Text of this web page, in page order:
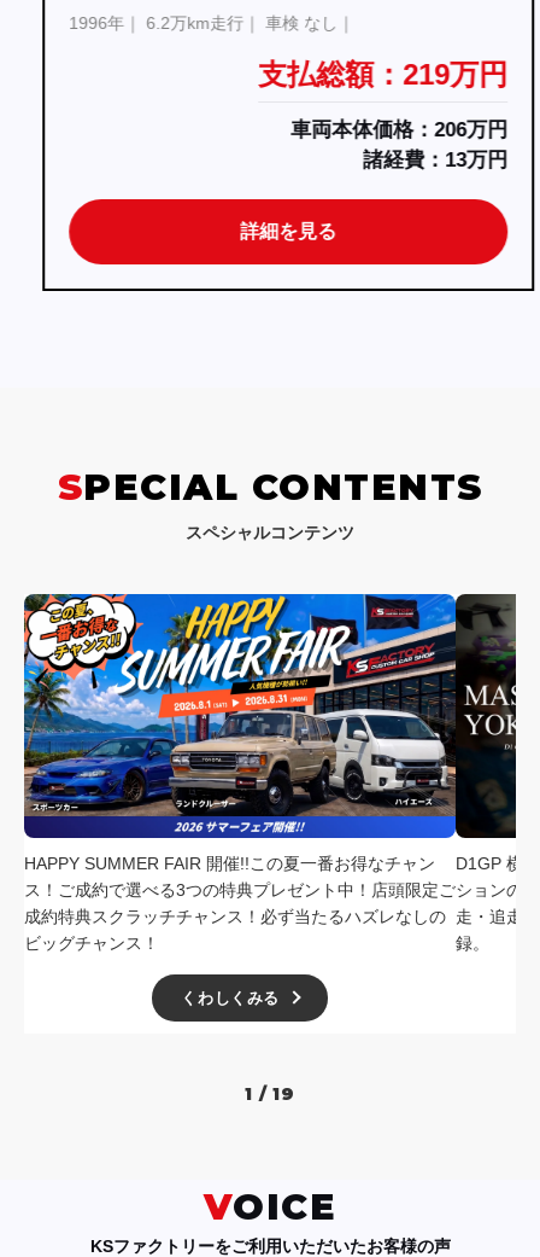
1996年 6.2万km走行 車検 なし
支払総額：219万円
車両本体価格：206万円
諸経費：13万円
詳細を見る
SPECIAL CONTENTS
スペシャルコンテンツ
HAPPY SUMMER FAIR 開催!!この夏一番お得なチャン
ス！ご成約で選べる3つの特典プレゼント中！店頭限定ご
成約特典スクラッチチャンス！必ず当たるハズレなしの
ビッグチャンス！
くわしくみる
D1GP 横
ションの
走・追走
録。
1 / 19
VOICE
KSファクトリーをご利用いただいたお客様の声